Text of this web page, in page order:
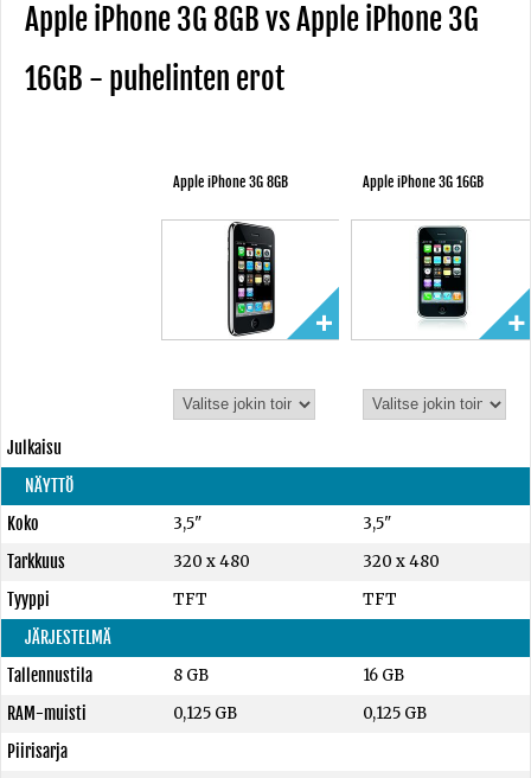
Apple iPhone 3G 8GB vs Apple iPhone 3G
16GB - puhelinten erot
Apple iPhone 3G 8GB Apple iPhone 3G 16GB
Julkaisu
NÄYTTÖ
Koko
3,5"
3,5"
Tarkkuus
320 x 480
320 x 480
Tyyppi
TFT
TFT
JÄRJESTELMÄ
Tallennustila
8 GB
16 GB
RAM-muisti
0,125 GB
0,125 GB
Piirisarja